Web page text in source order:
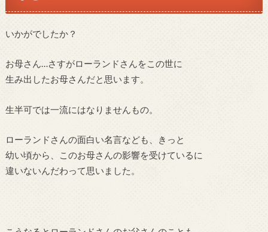
いかがでしたか？
お母さん…さすがローランドさんをこの世に
生み出したお母さんだと思います。
生半可では一流にはなりませんもの。
ローランドさんの面白い名言なども、きっと
幼い頃から、このお母さんの影響を受けているに
違いないんだわって思いました。